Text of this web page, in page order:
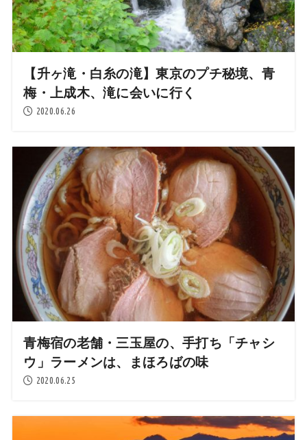
【升ヶ滝・白糸の滝】東京のプチ秘境、青
梅・上成木、滝に会いに行く
2020.06.26
青梅宿の老舗・三玉屋の、手打ち「チャシ
ウ」ラーメンは、まほろばの味
2020.06.25